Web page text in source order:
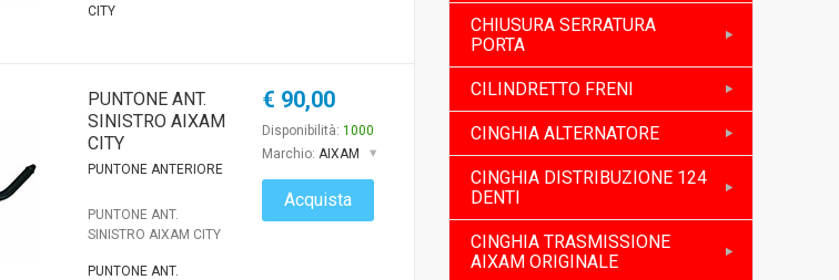
CITY
PUNTONE ANT.
SINISTRO AIXAM
CITY
PUNTONE ANTERIORE
PUNTONE ANT.
SINISTRO AIXAM CITY
PUNTONE ANT.
€ 90,00
Disponibilità: 1000
Marchio: AIXAM
Acquista
CHIUSURA SERRATURA
PORTA
CILINDRETTO FRENI
CINGHIA ALTERNATORE
CINGHIA DISTRIBUZIONE 124
DENTI
CINGHIA TRASMISSIONE
AIXAM ORIGINALE